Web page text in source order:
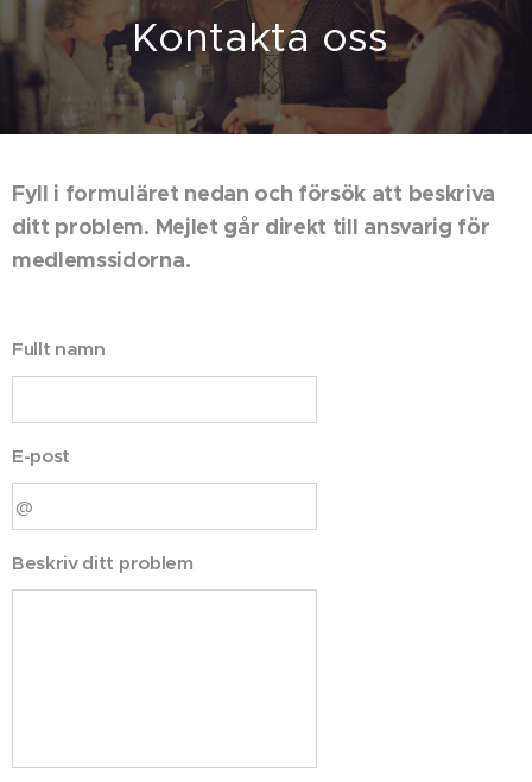
Kontakta oss
Fyll i formuläret nedan och försök att beskriva
ditt problem. Mejlet går direkt till ansvarig för
medlemssidorna.
Fullt namn
E-post
Beskriv ditt problem